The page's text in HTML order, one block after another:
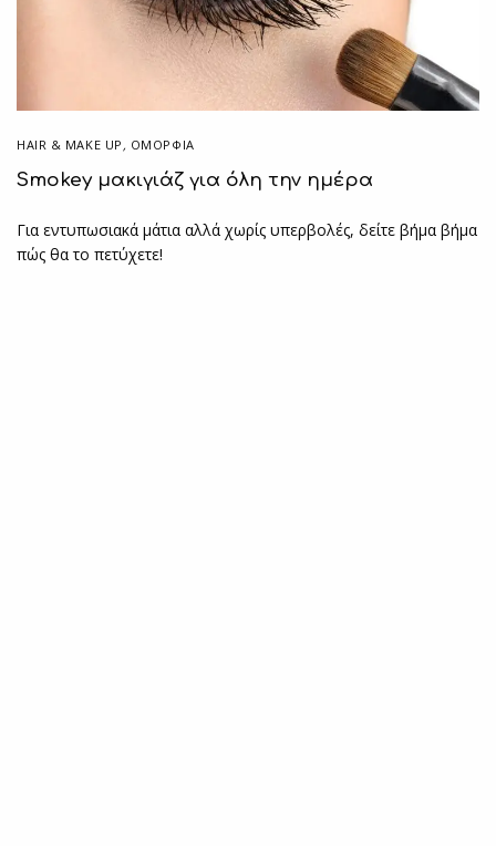
HAIR & MAKE UP , ΟΜΟΡΦΙΑ
Smokey μακιγιάζ για όλη την ημέρα
Για εντυπωσιακά μάτια αλλά χωρίς υπερβολές, δείτε βήμα βήμα
πώς θα το πετύχετε!